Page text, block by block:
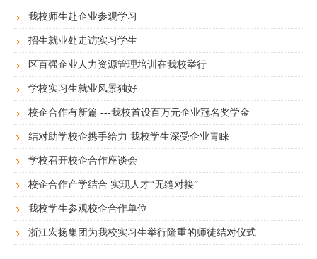
我校师生赴企业参观学习
招生就业处走访实习学生
区百强企业人力资源管理培训在我校举行
学校实习生就业风景独好
校企合作有新篇 ---我校首设百万元企业冠名奖学金
结对助学校企携手给力 我校学生深受企业青睐
学校召开校企合作座谈会
校企合作产学结合 实现人才“无缝对接”
我校学生参观校企合作单位
浙江宏扬集团为我校实习生举行隆重的师徒结对仪式